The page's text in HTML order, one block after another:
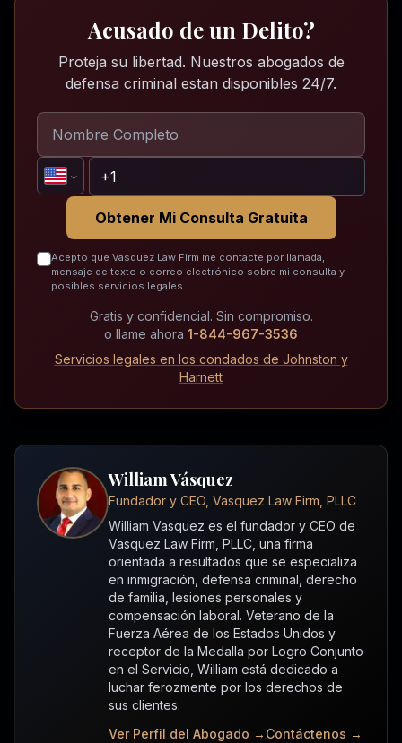
Acusado de un Delito?
Proteja su libertad. Nuestros abogados de
defensa criminal estan disponibles 24/7.
Obtener Mi Consulta Gratuita
Acepto que Vasquez Law Firm me contacte por llamada,
mensaje de texto o correo electrónico sobre mi consulta y
posibles servicios legales.
Gratis y confidencial. Sin compromiso.
o llame ahora 1-844-967-3536
Servicios legales en los condados de Johnston y
Harnett
William Vásquez
Fundador y CEO, Vasquez Law Firm, PLLC
William Vasquez es el fundador y CEO de
Vasquez Law Firm, PLLC, una firma
orientada a resultados que se especializa
en inmigración, defensa criminal, derecho
de familia, lesiones personales y
compensación laboral. Veterano de la
Fuerza Aérea de los Estados Unidos y
receptor de la Medalla por Logro Conjunto
en el Servicio, William está dedicado a
luchar ferozmente por los derechos de
sus clientes.
Ver Perfil del Abogado → Contáctenos →